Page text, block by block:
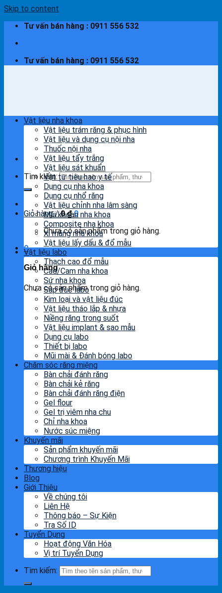
Skip to content
Tư vấn bán hàng : 0911 556 532
Tư vấn bán hàng : 0911 556 532
Tìm kiếm:
Giỏ hàng /0₫ 0
Chưa có sản phẩm trong giỏ hàng.
0
Giỏ hàng
Chưa có sản phẩm trong giỏ hàng.
Vật liệu nha khoa
Vật liệu trám răng & phục hình
Vật liệu và dụng cụ nội nha
Thuốc nội nha
Vật liệu tẩy trắng
Vật liệu sát khuẩn
Vật tư tiêu hao y tế
Dụng cụ nha khoa
Dụng cụ nhổ răng
Vật liệu chỉnh nha lâm sàng
Mũi khoan nha khoa
Composite nha khoa
Xi măng nha khoa
Vật liệu lấy dấu & đổ mẫu
Vật liệu labo
Thạch cao đổ mẫu
Cad/Cam nha khoa
Sứ nha khoa
Sáp đúc labo
Kim loại và vật liệu đúc
Vật liệu tháo lắp & nhựa
Niềng răng trong suốt
Vật liệu implant & sao mẫu
Dụng cụ labo
Thiết bị labo
Mũi mài & Đánh bóng labo
Chăm sóc răng miệng
Bàn chải đánh răng
Bàn chải kẻ răng
Bàn chải đánh răng điện
Gel flour
Gel trị viêm nha chu
Chỉ nha khoa
Nước súc miệng
Khuyến mãi
Sản phẩm khuyến mãi
Chương trình Khuyến Mãi
Thương hiệu
Blog
Giới Thiệu
Về chúng tôi
Liên Hệ
Thông báo – Sự Kiện
Tra Số ID
Tuyển Dụng
Hoạt động Văn Hóa
Vị trí Tuyển Dụng
Tìm kiếm: